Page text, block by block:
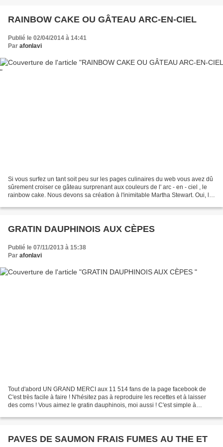
RAINBOW CAKE OU GÂTEAU ARC-EN-CIEL
Publié le 02/04/2014 à 14:41
Par afonlavi
Si vous surfez un tant soit peu sur les pages culinaires du web vous avez dû
sûrement croiser ce gâteau surprenant aux couleurs de l' arc - en - ciel , le
rainbow cake. Nous devons sa création à l'inimitable Martha Stewart. Oui, le
GRATIN DAUPHINOIS AUX CÈPES
Publié le 07/11/2013 à 15:38
Par afonlavi
Tout d'abord UN GRAND MERCI aux 11 514 fans de la page facebook de
C'est très facile à faire ! N'hésitez pas à reproduire les recettes et à laisser
des coms ! Vous aimez le gratin dauphinois, moi aussi ! C'est simple à
PAVES DE SAUMON FRAIS FUMES AU THE ET